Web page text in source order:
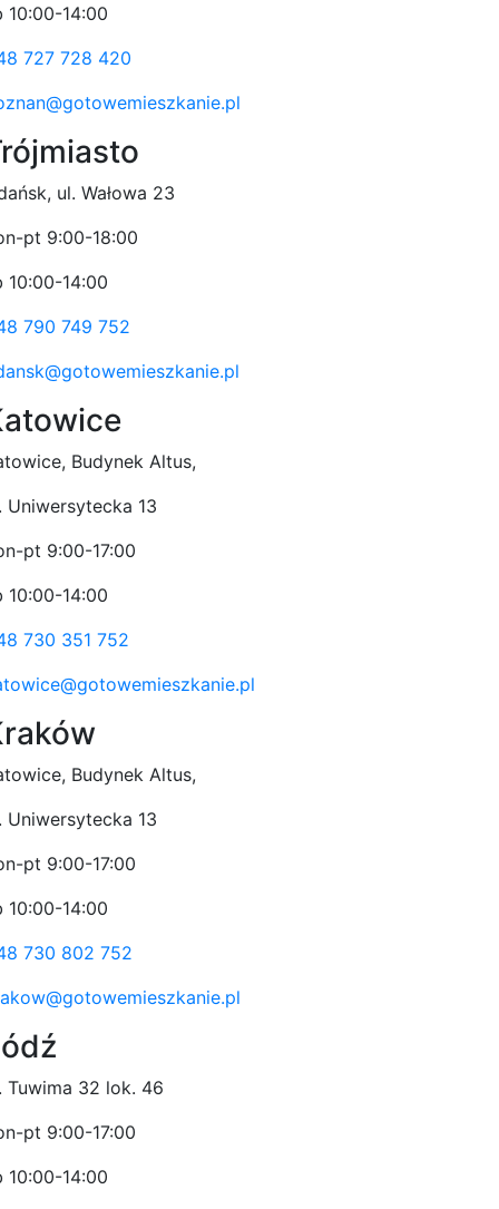
10:00-14:00
727 728 420
ul. Wałowa 23
pt 9:00-18:00
10:00-14:00
790 749 752
Budynek Altus,
Uniwersytecka 13
pt 9:00-17:00
10:00-14:00
730 351 752
Budynek Altus,
Uniwersytecka 13
pt 9:00-17:00
10:00-14:00
730 802 752
Tuwima 32 lok. 46
pt 9:00-17:00
10:00-14:00